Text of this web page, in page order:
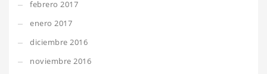
febrero 2017
enero 2017
diciembre 2016
noviembre 2016